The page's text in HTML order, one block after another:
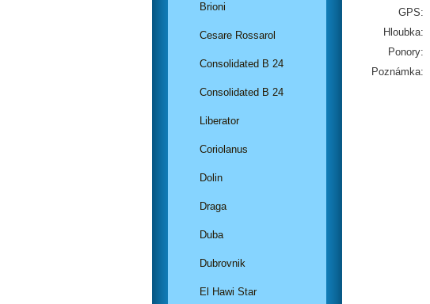
GPS:
Hloubka:
Ponory:
Poznámka:
Brioni
Cesare Rossarol
Consolidated B 24
Consolidated B 24
Liberator
Coriolanus
Dolin
Draga
Duba
Dubrovnik
El Hawi Star